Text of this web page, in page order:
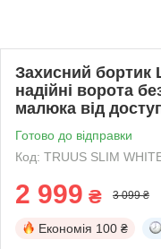
Захисний бортик
надійні ворота
малюка від
Готово до відправки
Код: TRUUS SLIM
2 999 ₴ 3 099 ₴
Економія 100 ₴